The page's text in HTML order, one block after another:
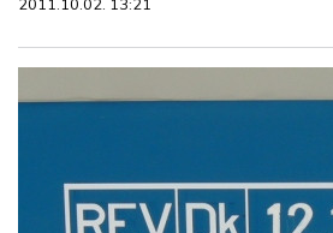
KÖZLEKEDÉSFEJLESZTÉS
ELLÁTÁSI LÁNC
2011.10.02. 13:21